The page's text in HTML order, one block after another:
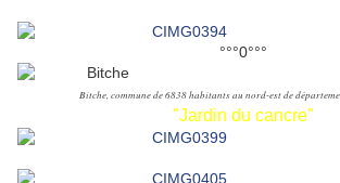
°°°0°°°
Bitche, commune de 6838 habitants au nord-est de
"Jardin du cancre"